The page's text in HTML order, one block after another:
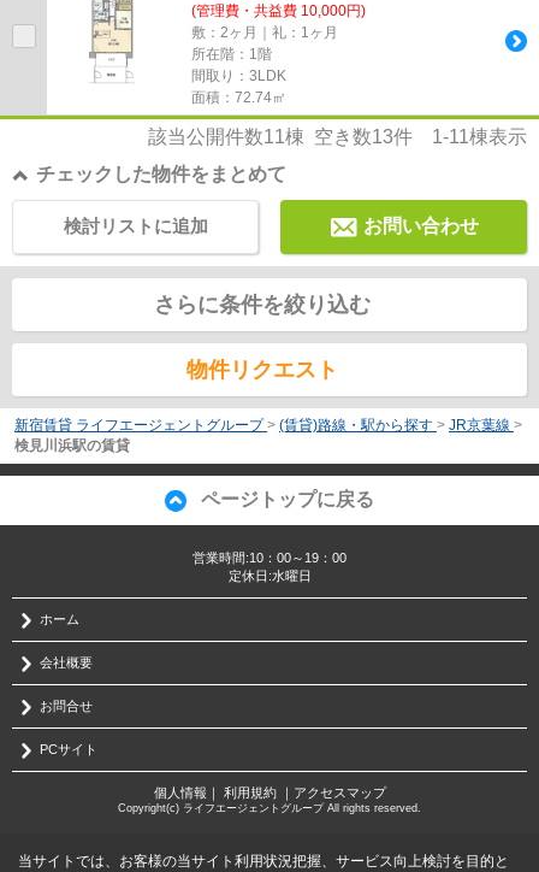
(管理費・共益費 10,000円)
敷：2ヶ月｜礼：1ヶ月
所在階：1階
間取り：3LDK
面積：72.74㎡
該当公開件数11棟 空き数13件 1-11棟表示
チェックした物件をまとめて
お問い合わせ
検討リストに追加
さらに条件を絞り込む
物件リクエスト
新宿賃貸 ライフエージェントグループ > (賃貸)路線・駅から探す > JR京葉線 >
検見川浜駅の賃貸
ページトップに戻る
営業時間:10：00～19：00
定休日:水曜日
ホーム
会社概要
お問合せ
PCサイト
個人情報 ｜ 利用規約｜ アクセスマップ
Copyright(c) ライフエージェントグループ All rights reserved.
当サイトでは、お客様の当サイト利用状況把握、サービス向上検討を目的と